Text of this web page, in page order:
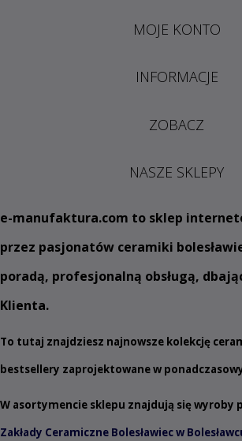
MOJE KONTO
INFORMACJE
ZOBACZ
NASZE SKLEPY
e-manufaktura.com to sklep
przez pasjonatów ceramiki
poradą, profesjonalną obsługą,
Klienta.
To tutaj znajdziesz najnowsze kolekcję
bestsellery zaprojektowane w
W asortymencie sklepu znajdują się wyroby
Zakłady Ceramiczne Bolesławiec w